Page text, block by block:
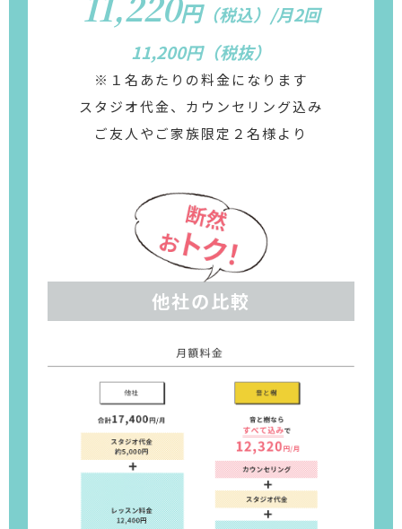
円（税込）/月2回
11,200円（税抜）
※１名あたりの料金になります
スタジオ代金、カウンセリング込み
ご友人やご家族限定２名様より
他社の比較